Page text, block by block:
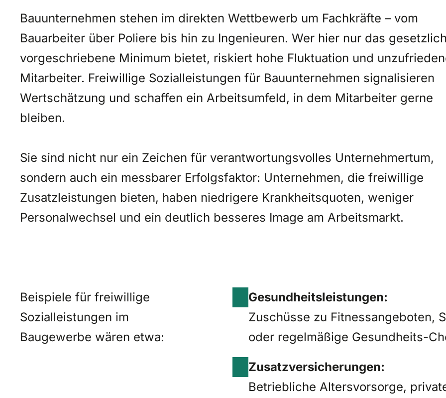
Bauunternehmen stehen im direkten Wettbewerb um Fachkräfte – vom
Bauarbeiter über Poliere bis hin zu Ingenieuren. Wer hier nur das
vorgeschriebene Minimum bietet, riskiert hohe Fluktuation und
Mitarbeiter. Freiwillige Sozialleistungen für Bauunternehmen signalisieren
Wertschätzung und schaffen ein Arbeitsumfeld, in dem Mitarbeiter gerne
bleiben.
Sie sind nicht nur ein Zeichen für verantwortungsvolles Unternehmertum,
sondern auch ein messbarer Erfolgsfaktor: Unternehmen, die freiwillige
Zusatzleistungen bieten, haben niedrigere Krankheitsquoten, weniger
Personalwechsel und ein deutlich besseres Image am Arbeitsmarkt.
Beispiele für freiwillige
Sozialleistungen im
Baugewerbe wären etwa:
Gesundheitsleistungen:
Zuschüsse zu Fitnessangeboten,
oder regelmäßige Gesundheits-
Zusatzversicherungen:
Betriebliche Altersvorsorge,